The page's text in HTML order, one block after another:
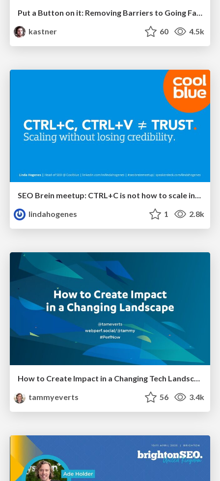
Put a Button on it: Removing Barriers to Going Fast.
kastner
60 4.5k
SEO Brein meetup: CTRL+C is not how to scale international SEO
lindahogenes
1 2.8k
How to Create Impact in a Changing Tech Landscape [PerfNow 2023]
tammyeverts
56 3.4k